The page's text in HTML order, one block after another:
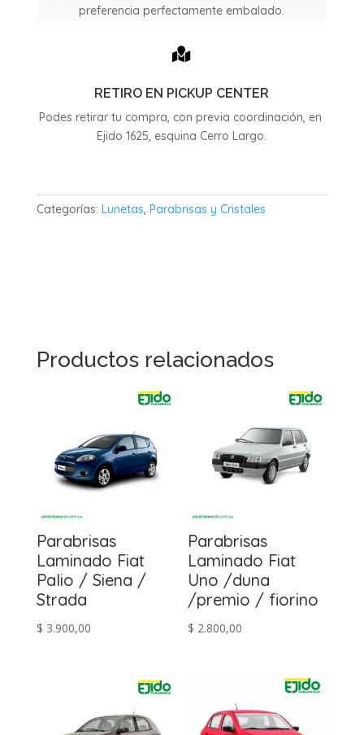
preferencia perfectamente embalado.

RETIRO EN PICKUP CENTER
Podes retirar tu compra, con previa coordinación, en
Ejido 1625, esquina Cerro Largo.
Categorías: Lunetas, Parabrisas y Cristales
Productos relacionados
Parabrisas
Laminado Fiat
Palio / Siena /
Strada
$ 3.900,00
Parabrisas
Laminado Fiat
Uno /duna
/premio / fiorino
$ 2.800,00